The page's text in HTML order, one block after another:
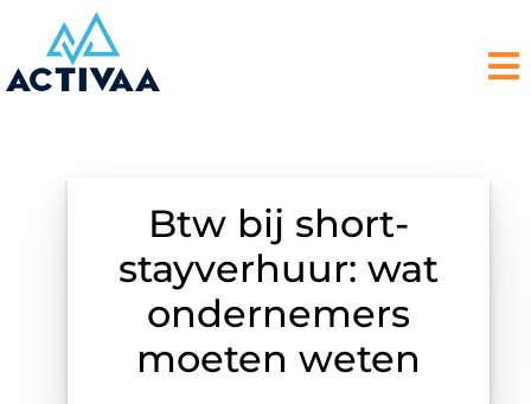
Btw bij short-
stayverhuur: wat
ondernemers
moeten weten